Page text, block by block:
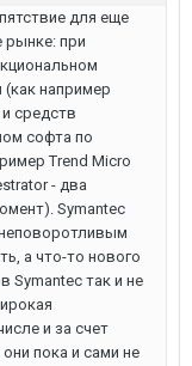
для еще
рынке: при
(как например
средств
софта по
Trend Micro
- два
Symantec
а что-то нового
Symantec так и не
и за счет
пока и сами не